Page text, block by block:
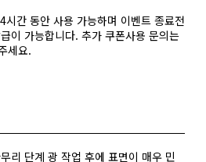
시간 동안 사용 가능하며 이벤트 종료전
이 가능합니다. 추가 쿠폰사용 문의는
세요.
리 단계 광 작업 후에 표면이 매우 민